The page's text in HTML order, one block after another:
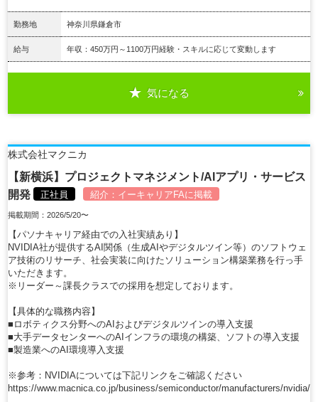
勤務地 神奈川県鎌倉市
給与 年収：450万円～1100万円経験・スキルに応じて変動します
気になる
株式会社マクニカ
【新横浜】プロジェクトマネジメント/AIアプリ・サービス
開発
正社員 紹介： イーキャリアFAに掲載
掲載期間：2026/5/20〜
【パソナキャリア経由での入社実績あり】
NVIDIA社が提供するAI関係（生成AIやデジタルツイン等）のソフトウェ
ア技術のリサーチ、社会実装に向けたソリューション構築業務を行っ手
いただきます。
※リーダー～課長クラスでの採用を想定しております。
【具体的な職務内容】
■ロボティクス分野へのAIおよびデジタルツインの導入支援
■大手データセンターへのAIインフラの環境の構築、ソフトの導入支援
■製造業へのAI環境導入支援
※参考：NVIDIAについては下記リンクをご確認ください
https://www.macnica.co.jp/business/semiconductor/manufacturers/nvidia/